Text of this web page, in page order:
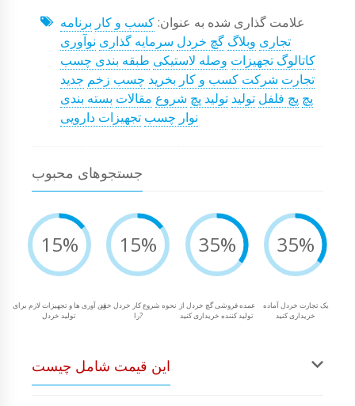
علامت گذاری شده به عنوان:کسب و کار برنامه
تجاری وبلاگ گچ خردل سرمایه گذاری نوآوری
کاتالوگ تجهیزات وصله لاستیکی طبقه بندی چسب
تجارت شرکت کسب و کار بخرید چسب زخم جدید
پچ پچ فلفل تولید تولید پچ شروع مقالات بسته بندی
نوار چسب تجهیزات دارویی
جستجوهای محبوب
15%
فن آوری ها و تجهیزات لازم برای
تولید خردل
15%
نحوه شروع کار خردل خود
را?
35%
عمده فروشی گچ خردل از
تولید کننده خریداری کنید
35%
یک تجارت خردل آماده
خریداری کنید
این قیمت شامل چیست